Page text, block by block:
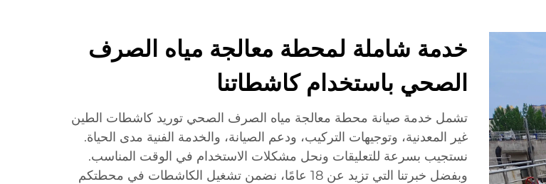
خدمة شاملة لمحطة معالجة مياه الصرف
الصحي باستخدام كاشطاتنا
تشمل خدمة صيانة محطة معالجة مياه الصرف الصحي توريد كاشطات الطين
غير المعدنية، وتوجيهات التركيب، ودعم الصيانة، والخدمة الفنية مدى الحياة.
نستجيب بسرعة للتعليقات ونحل مشكلات الاستخدام في الوقت المناسب.
وبفضل خبرتنا التي تزيد عن 18 عامًا، نضمن تشغيل الكاشطات في محطتكم